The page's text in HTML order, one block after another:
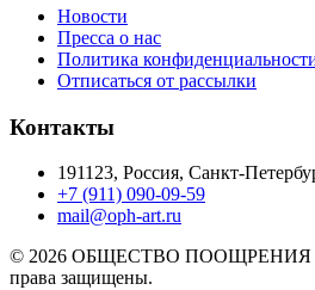
Новости
Пресса о нас
Политика
Отписаться от рассылки
Контакты
191123, Россия, Санкт-
+7 (911) 090-09-59
mail@oph-art.ru
© 2026 ОБЩЕСТВО ПООЩРЕНИЯ
права защищены.